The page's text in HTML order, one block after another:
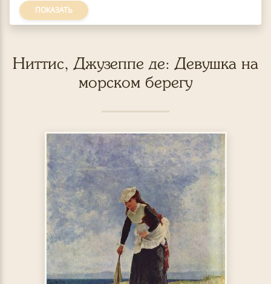
ПОКАЗАТЬ
Ниттис, Джузеппе де: Девушка на
морском берегу